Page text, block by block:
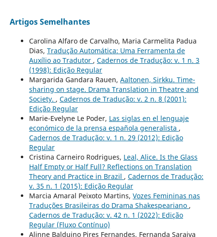
Artigos Semelhantes
Carolina Alfaro de Carvalho, Maria Carmelita Padua
Dias, Tradução Automática: Uma Ferramenta de
Auxílio ao Tradutor , Cadernos de Tradução: v. 1 n. 3
(1998): Edição Regular
Margarida Gandara Rauen, Aaltonen, Sirkku. Time-
sharing on stage. Drama Translation in Theatre and
Society. , Cadernos de Tradução: v. 2 n. 8 (2001):
Edição Regular
Marie-Evelyne Le Poder, Las siglas en el lenguaje
económico de la prensa española generalista ,
Cadernos de Tradução: v. 1 n. 29 (2012): Edição
Regular
Cristina Carneiro Rodrigues, Leal, Alice. Is the Glass
Half Empty or Half Full? Reflections on Translation
Theory and Practice in Brazil , Cadernos de Tradução:
v. 35 n. 1 (2015): Edição Regular
Marcia Amaral Peixoto Martins, Vozes Femininas nas
Traduções Brasileiras do Drama Shakespeariano ,
Cadernos de Tradução: v. 42 n. 1 (2022): Edição
Regular (Fluxo Contínuo)
Alinne Balduino Pires Fernandes, Fernanda Saraiva